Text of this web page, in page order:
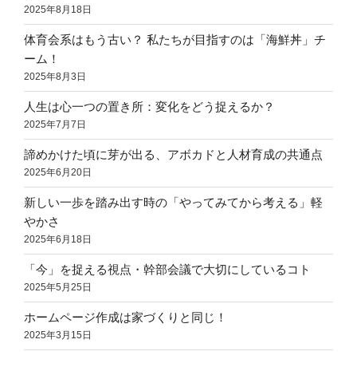
2025年8月18日
体育会系はもう古い？ 私たちが目指すのは「海鮮丼」チ
ーム！
2025年8月3日
人生は心一つの置き所：変化をどう捉えるか？
2025年7月7日
諦めかけた頃に芽が出る、アボカドと人材育成の共通点
2025年6月20日
新しい一歩を踏み出す時の「やってみてから考える」軽
やかさ
2025年6月18日
「今」を捉える視点・幹部会議で大切にしているコト
2025年5月25日
ホームページ作成は家づくりと同じ！
2025年3月15日